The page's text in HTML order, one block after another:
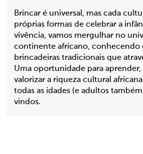
Brincar é universal, mas cada
próprias formas de celebrar a
vivência, vamos mergulhar no
continente africano, conhecendo
brincadeiras tradicionais que
Uma oportunidade para aprender,
valorizar a riqueza cultural
todas as idades (e adultos
vindos.